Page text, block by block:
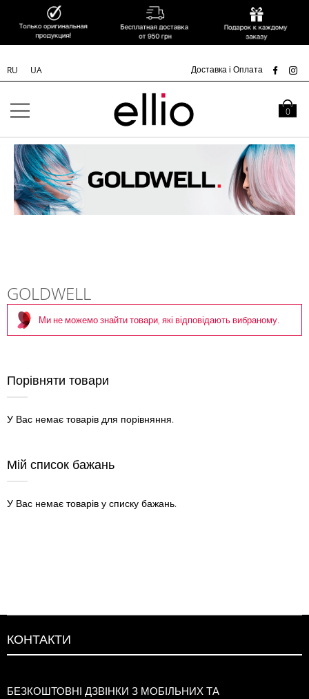
Skip to
RU UA Доставка і Оплата
Кошик
0
GOLDWELL
Ми не можемо знайти товари, які відповідають вибраному.
Порівняти товари
У Вас немає товарів для порівняння.
Мій список бажань
У Вас немає товарів у списку бажань.
КОНТАКТИ
БЕЗКОШТОВНІ ДЗВІНКИ З МОБІЛЬНИХ ТА